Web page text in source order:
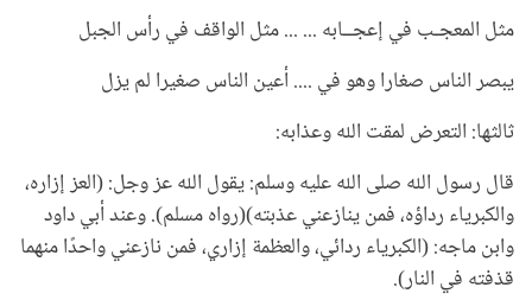
مثل المعجـب في إعجــابه ... ... مثل الواقف في رأس الجبل
يبصر الناس صغارا وهو في .... أعين الناس صغيرا لم يزل
ثالثها: التعرض لمقت الله وعذابه:
قال رسول الله صلى الله عليه وسلم: يقول الله عز وجل: (العز إزاره،
والكبرياء رداؤه، فمن ينازعني عذبته)(رواه مسلم). وعند أبي داود
وابن ماجه: (الكبرياء ردائي، والعظمة إزاري، فمن نازعني واحدًا منهما
قذفته في النار).